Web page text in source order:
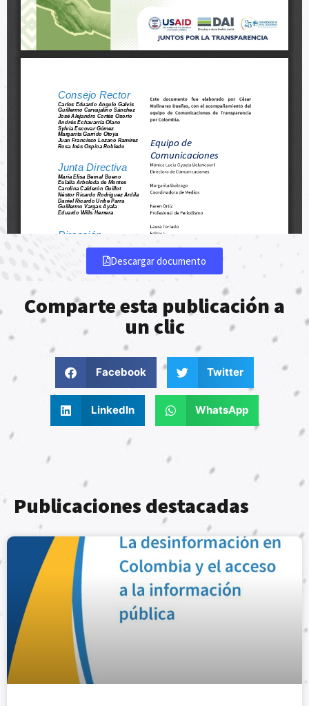
Descargar documento
Comparte esta publicación a
un clic
Facebook Twitter
LinkedIn WhatsApp
Publicaciones destacadas
PERIODISMO DE INVESTIGACIÓN